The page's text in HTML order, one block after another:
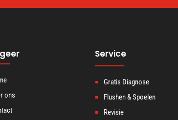
ons
Service
Gratis Diagnose
Flushen & Spoelen
Revisie